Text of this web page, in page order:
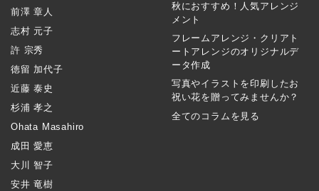
前澤 章人
志村 元子
許 宗秀
徳留 加代子
近藤 泰史
杉浦 孝之
Ohata Masahiro
成田 愛恵
大川 智子
安井 竜樹
秋におすすめ！人気アレンジ
メント
フレームアレンジ・クリアト
ートアレンジのオリジナルデ
ータ作成
写真やイラストを印刷したお
祝い花を贈ってみませんか？
全てのコラムを見る